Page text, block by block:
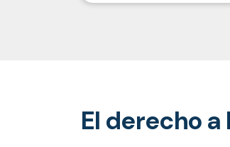
El derecho